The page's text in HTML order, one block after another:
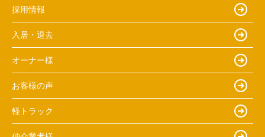
採用情報
入居・退去
オーナー様
お客様の声
軽トラック